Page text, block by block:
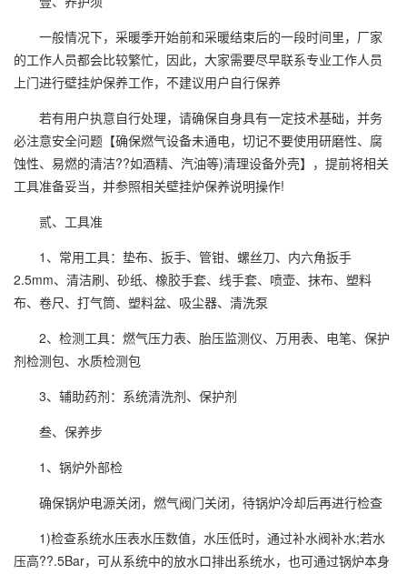
一般情况下，采暖季开始前和采暖结束后的一段时间里，厂家
的工作人员都会比较繁忙，因此，大家需要尽早联系专业工作人员
上门进行壁挂炉保养工作，不建议用户自行保养
若有用户执意自行处理，请确保自身具有一定技术基础，并务
必注意安全问题【确保燃气设备未通电，切记不要使用研磨性、腐
蚀性、易燃的清洁??如酒精、汽油等)清理设备外壳】，提前将相关
工具准备妥当，并参照相关壁挂炉保养说明操作!
贰、工具准
1、常用工具：垫布、扳手、管钳、螺丝刀、内六角扳手
2.5mm、清洁刷、砂纸、橡胶手套、线手套、喷壶、抹布、塑料
布、卷尺、打气筒、塑料盆、吸尘器、清洗泵
2、检测工具：燃气压力表、胎压监测仪、万用表、电笔、保护
剂检测包、水质检测包
3、辅助药剂：系统清洗剂、保护剂
叁、保养步
1、锅炉外部检
确保锅炉电源关闭，燃气阀门关闭，待锅炉冷却后再进行检查
1)检查系统水压表水压数值，水压低时，通过补水阀补水;若水
压高??.5Bar，可从系统中的放水口排出系统水，也可通过锅炉本身